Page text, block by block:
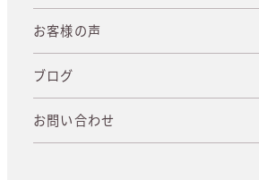
お客様の声
ブログ
お問い合わせ